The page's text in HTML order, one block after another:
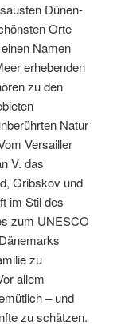
Dünen-
Orte
Namen
erhebenden
zu den
Natur
Versailler
V. das
Gribskov und
im Stil des
zum UNESCO
zu
allem
– und
zu schätzen.